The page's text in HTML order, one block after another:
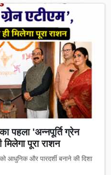
पहला 'अन्नपूर्ति ग्रेन
पूरा राशन
आधुनिक और पारदर्शी बनाने की दिशा